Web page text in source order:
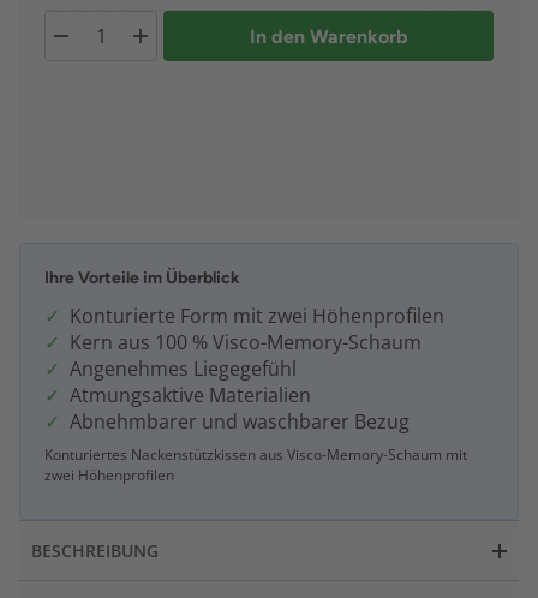
In den Warenkorb
Ihre Vorteile im Überblick
Konturierte Form mit zwei Höhenprofilen
Kern aus 100 % Visco-Memory-Schaum
Angenehmes Liegegefühl
Atmungsaktive Materialien
Abnehmbarer und waschbarer Bezug
Konturiertes Nackenstützkissen aus Visco-Memory-Schaum mit
zwei Höhenprofilen
BESCHREIBUNG